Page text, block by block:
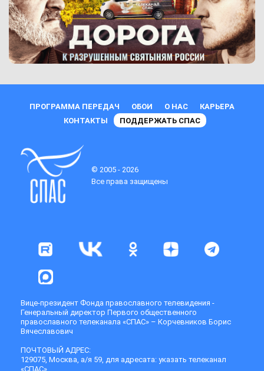
ПРОГРАММА ПЕРЕДАЧ ОБОИ О НАС
КАРЬЕРА
КОНТАКТЫ
ПОДДЕРЖАТЬ СПАС
© 2005 - 2026
Все права защищены
Вице-президент Фонда православного телевидения -
Генеральный директор Первого общественного
православного телеканала «СПАС» – Корчевников Борис
Вячеславович
ПОЧТОВЫЙ АДРЕС:
129075, Москва, а/я 59, для адресата: указать телеканал
«СПАС»